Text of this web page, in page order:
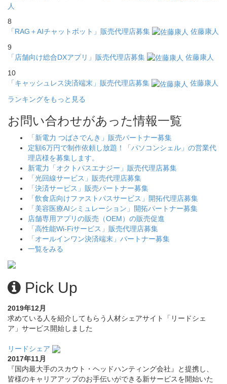
人
8
「RAG＋AIチャットボット」販売代理店募集
佐藤康人
9
「店舗向け総合DXアプリ」販売代理店募集
佐藤康人
10
「キャッシュレス決済端末」販売代理店募集
佐藤康人
ランキングをもっと見る
お問い合わせがあった情報一覧
「新電力 つばさでんき」販売パートナー募集
定額6万円で制作依頼し放題！「パソコンシェル」の営業代
理店様を募集します。
新電力「オクトパスエナジー」販売代理店募集
「光回線サービス」販売代理店募集
「決済サービス」販売パートナー募集
「飲食店向けファストパスサービス」開拓代理店募集
「美容医療AIシミュレーション」開拓パートナー募集
店舗専用アプリの販売（OEM）の販売促進
「高性能Wi-Fiサービス」販売代理店募集
「オールインワン決済端末」パートナー募集
一覧をみる
Pick Up
2019年12月
求めている人を紹介してもらう人材シェアサイト「リードシェ
ア」サービス開始しました
リードシェア
2017年11月
『国内最大手のスカウト・ヘッドハンティング会社』と提携し、
皆様のキャリアアップのお手伝いができる新サービスを開始いた